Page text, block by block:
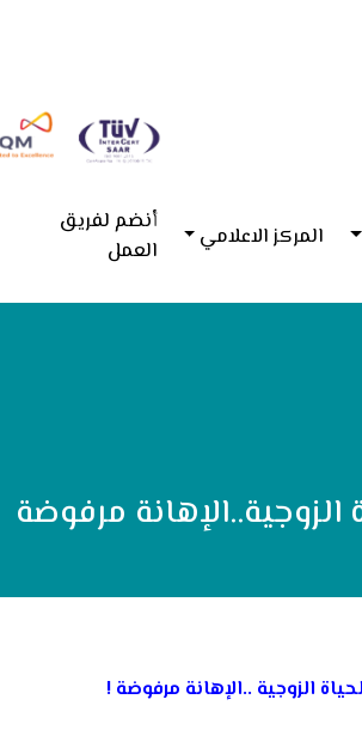
المركز الاعلامي
أنضم لفريق
العمل
مرفوضة
الزوجية ..الإهانة مرفوضة !